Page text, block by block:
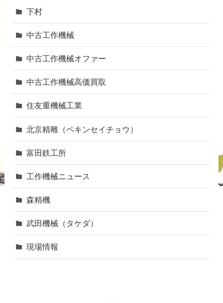
下村
中古工作機械
中古工作機械オファー
中古工作機械高価買取
住友重機械工業
北京精雕（ペキンセイチョウ）
富田鉄工所
工作機械ニュース
森精機
武田機械（タケダ）
現場情報